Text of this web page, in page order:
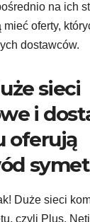
na ich
oferty,
dostawców.
sieci
i
oferują
Duże sieci
czyli Plus,